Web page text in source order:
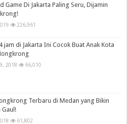
Game Di Jakarta Paling Seru, Dijamin
226,961
jam di Jakarta Ini Cocok Buat Anak Kota
2018 66,010
Terbaru di Medan yang Bikin
Gaul!
61,802